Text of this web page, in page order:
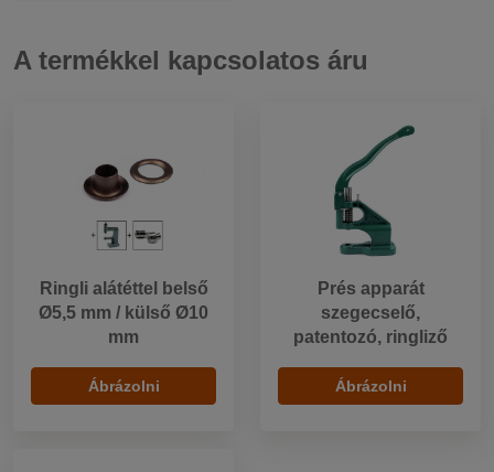
A termékkel kapcsolatos áru
Ringli alátéttel belső
Ø5,5 mm / külső Ø10
mm
Ábrázolni
Prés apparát
szegecselő,
patentozó, ringliző
Ábrázolni